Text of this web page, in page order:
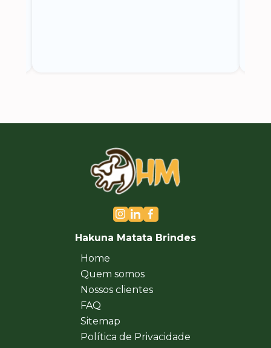
Hakuna Matata Brindes
Home
Quem somos
Nossos clientes
FAQ
Sitemap
Política de Privacidade